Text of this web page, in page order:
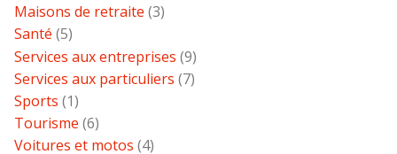
Maisons de retraite (3)
Santé (5)
Services aux entreprises (9)
Services aux particuliers (7)
Sports (1)
Tourisme (6)
Voitures et motos (4)